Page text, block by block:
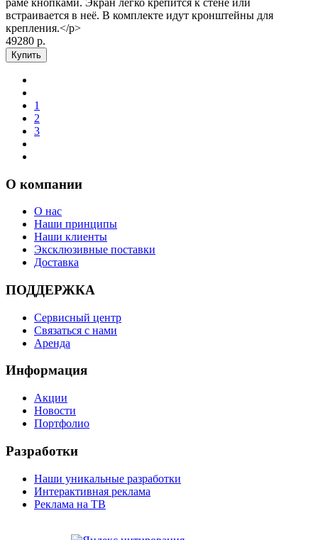
встраивается в неё. В комплекте идут кронштейны для
крепления.</p>
49280 р.
1
2
3
О компании
О нас
Наши принципы
Наши клиенты
Эксклюзивные поставки
Доставка
ПОДДЕРЖКА
Сервисный центр
Связаться с нами
Аренда
Информация
Акции
Новости
Портфолио
Разработки
Наши уникальные разработки
Интерактивная реклама
Реклама на ТВ